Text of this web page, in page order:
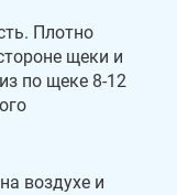
Плотно
щеки и
по щеке 8-12
воздухе и